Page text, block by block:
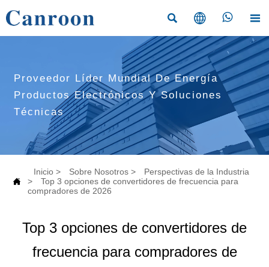
   
Proveedor Líder Mundial De Energía
Productos Electrónicos Y Soluciones
Técnicas

Inicio > Sobre Nosotros >
Perspectivas de la Industria
>
Top 3 opciones de convertidores de frecuencia para
compradores de 2026
Top 3 opciones de convertidores de
frecuencia para compradores de